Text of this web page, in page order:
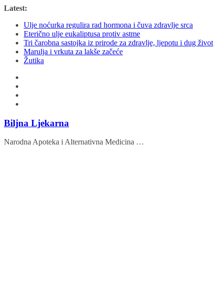
Skip
content
Latest:
Ulje noćurka regulira rad hormona i čuva zdravlje srca
Eterično ulje eukaliptusa protiv astme
Tri čarobna sastojka iz prirode za zdravlje, ljepotu i dug život
Marulja i vrkuta za lakše začeće
Žutika
Biljna Ljekarna
Narodna Apoteka i Alternativna Medicina …